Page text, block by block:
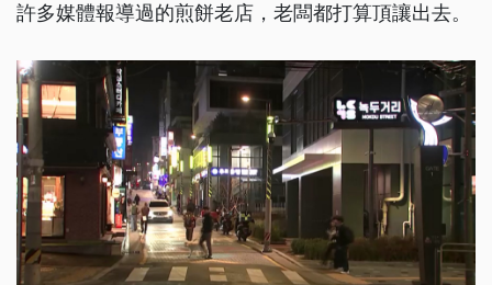
許多媒體報導過的煎餅老店，老闆都打算頂讓出去。